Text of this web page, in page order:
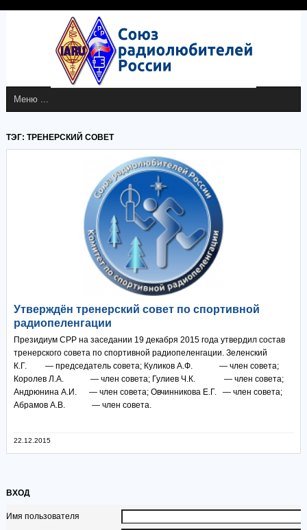
ТЭГ: ТРЕНЕРСКИЙ СОВЕТ
Утверждён тренерский совет по спортивной
радиопеленгации
Президиум СРР на заседании 19 декабря 2015 года утвердил состав
тренерского совета по спортивной радиопеленгации. Зеленский
К.Г. — председатель совета; Куликов А.Ф. — член совета;
Королев Л.А. — член совета; Гулиев Ч.К. — член совета;
Андрюнина А.И. — член совета; Овчинникова Е.Г. — член совета;
Абрамов А.В. — член совета.
22.12.2015
ВХОД
Имя пользователя